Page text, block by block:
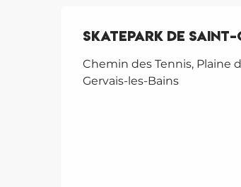
Skatepark de Saint-
Chemin des Tennis, Plaine
Gervais-les-Bains